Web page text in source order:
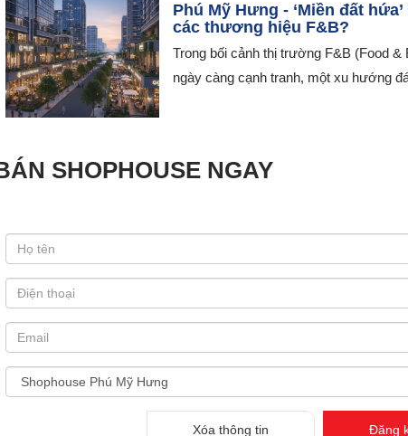
Phú Mỹ Hưng - ‘Miền đất
các thương hiệu F&B?
Trong bối cảnh thị trường F&B (Food &
ngày càng cạnh tranh, một xu hướng
SHOPHOUSE NGAY
Xóa thông tin Đăng